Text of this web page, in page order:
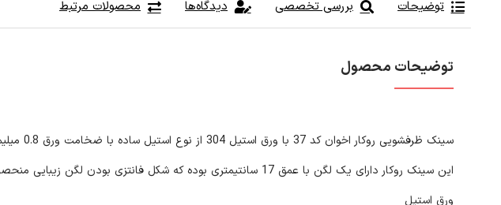
توضیحات بررسی تخصصی دیدگاه‌ها محصولات مرتبط
توضیحات محصول
سینک ظرفشویی روکار اخوان کد 37 با ورق استیل 304 از نوع استیل ساده با ضخامت ورق 0.8 میلیمتری است.
این سینک روکار دارای یک لگن با عمق 17 سانتیمتری بوده که شکل فانتزی بودن لگن زیبایی منحصر به فردی برای این سینک رقم زده است
ورق استیل